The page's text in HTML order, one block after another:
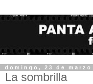
domingo, 23 de marzo
La sombrilla